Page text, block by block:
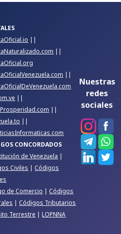
||
||
||
||
||
||
CONCORDADOS
de Venezuela |
Civiles |Códigos
de Comercio | Códigos
|Códigos Tributarios
Terrestre |LOPNNA
Nuestras
redes
sociales